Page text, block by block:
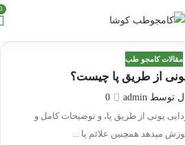
مقالات کامجو طب
از طریق پا چیست؟
توسط admin
0
یونی از طریق پا، و توضیحات کامل و
میدهد همچنین علائم یا ...